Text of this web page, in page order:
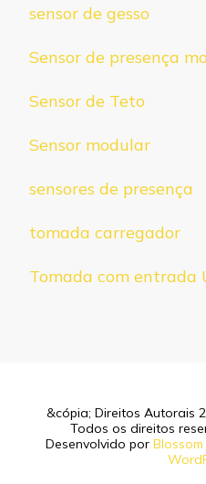
sensor de gesso
Sensor de presença
Sensor de Teto
Sensor modular
sensores de presença
tomada carregador
Tomada com entrada
&cópia; Direitos Autorais
Todos os direitos
Desenvolvido por